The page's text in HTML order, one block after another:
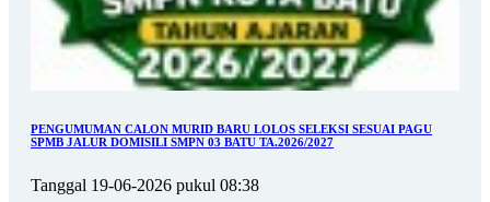
PENGUMUMAN CALON MURID BARU LOLOS SELEKSI SESUAI PAGU
SPMB JALUR DOMISILI SMPN 03 BATU TA.2026/2027
Tanggal 19-06-2026 pukul 08:38